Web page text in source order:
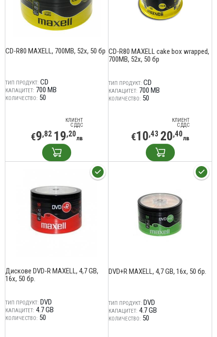
CD-R80 MAXELL, 700MB, 52x, 50 бр
ТИП ПРОДУКТ: CD
КАПАЦИТЕТ: 700 MB
КОЛИЧЕСТВО: 50
КЛИЕНТ
С ДДС
€9,82 19,20лв
CD-R80 MAXELL cake box wrapped,
700MB, 52x, 50 бр
ТИП ПРОДУКТ: CD
КАПАЦИТЕТ: 700 MB
КОЛИЧЕСТВО: 50
КЛИЕНТ
С ДДС
€10,43 20,40лв
Дискове DVD-R MAXELL, 4,7 GB,
16x, 50 бр.
ТИП ПРОДУКТ: DVD
КАПАЦИТЕТ: 4.7 GB
КОЛИЧЕСТВО: 50
DVD+R MAXELL, 4,7 GB, 16x, 50 бр.
ТИП ПРОДУКТ: DVD
КАПАЦИТЕТ: 4.7 GB
КОЛИЧЕСТВО: 50